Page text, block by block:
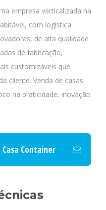
empresa verticalizada na
com logística
de alta qualidade
de fabricação,
customizáveis que
cliente. Venda de casas
na praticidade, inovação
Container